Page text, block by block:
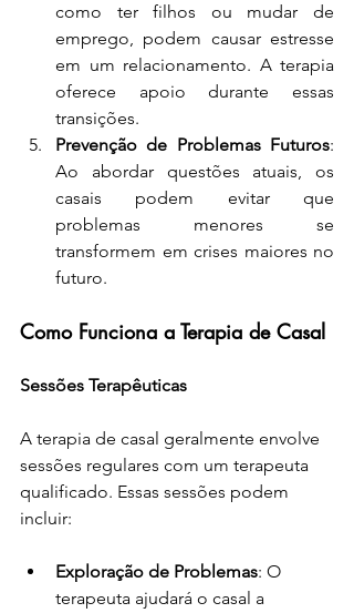
como ter filhos ou mudar de
emprego, podem causar estresse
em um relacionamento. A terapia
oferece apoio durante essas
transições.
Prevenção de Problemas Futuros:
Ao abordar questões atuais, os
casais podem evitar que
problemas menores se
transformem em crises maiores no
futuro.
Como Funciona a Terapia de Casal
Sessões Terapêuticas
A terapia de casal geralmente envolve
sessões regulares com um terapeuta
qualificado. Essas sessões podem
incluir:
Exploração de Problemas: O
terapeuta ajudará o casal a